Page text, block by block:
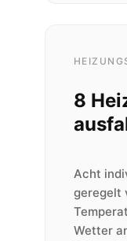
8
Acht
geregelt
Wetter